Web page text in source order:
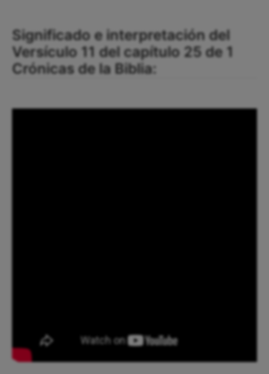
Significado e interpretación del
Versículo 11 del capítulo 25 de 1
Crónicas de la Biblia: